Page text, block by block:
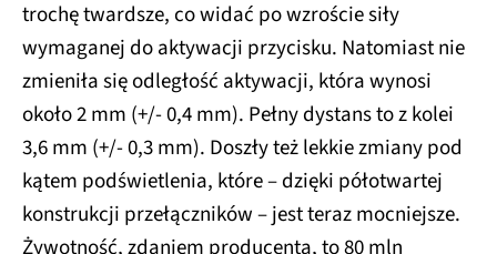
trochę twardsze, co widać po wzroście siły
wymaganej do aktywacji przycisku. Natomiast nie
zmieniła się odległość aktywacji, która wynosi
około 2 mm (+/- 0,4 mm). Pełny dystans to z kolei
3,6 mm (+/- 0,3 mm). Doszły też lekkie zmiany pod
kątem podświetlenia, które – dzięki półotwartej
konstrukcji przełączników – jest teraz mocniejsze.
Żywotność, zdaniem producenta, to 80 mln